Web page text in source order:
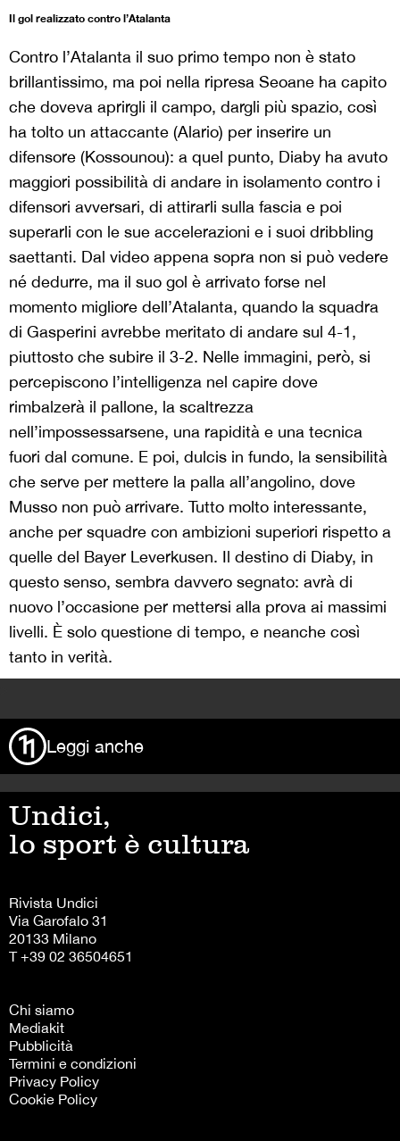
Il gol realizzato contro l’Atalanta
Contro l’Atalanta il suo primo tempo non è stato
brillantissimo, ma poi nella ripresa Seoane ha capito
che doveva aprirgli il campo, dargli più spazio, così
ha tolto un attaccante (Alario) per inserire un
difensore (Kossounou): a quel punto, Diaby ha avuto
maggiori possibilità di andare in isolamento contro i
difensori avversari, di attirarli sulla fascia e poi
superarli con le sue accelerazioni e i suoi dribbling
saettanti. Dal video appena sopra non si può vedere
né dedurre, ma il suo gol è arrivato forse nel
momento migliore dell’Atalanta, quando la squadra
di Gasperini avrebbe meritato di andare sul 4-1,
piuttosto che subire il 3-2. Nelle immagini, però, si
percepiscono l’intelligenza nel capire dove
rimbalzerà il pallone, la scaltrezza
nell’impossessarsene, una rapidità e una tecnica
fuori dal comune. E poi, dulcis in fundo, la sensibilità
che serve per mettere la palla all’angolino, dove
Musso non può arrivare. Tutto molto interessante,
anche per squadre con ambizioni superiori rispetto a
quelle del Bayer Leverkusen. Il destino di Diaby, in
questo senso, sembra davvero segnato: avrà di
nuovo l’occasione per mettersi alla prova ai massimi
livelli. È solo questione di tempo, e neanche così
tanto in verità.
Leggi anche
Undici,
lo sport è cultura
Rivista Undici
Via Garofalo 31
20133 Milano
T +39 02 36504651
Chi siamo
Mediakit
Pubblicità
Termini e condizioni
Privacy Policy
Cookie Policy